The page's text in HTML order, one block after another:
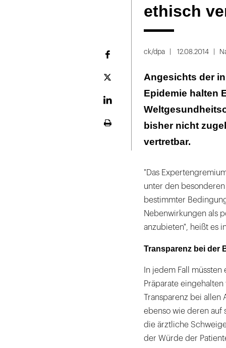
ethisch
Plattform
ck/dpa 12.08.2014
Angesichts der
Epidemie halten
bisher nicht
vertretbar.
"Das
unter den
bestimmter
Nebenwirkungen als
anzubieten", heißt es
Transparenz bei der
In jedem Fall
Präparate
Transparenz bei
ebenso wie deren auf
die ärztliche
der Würde der